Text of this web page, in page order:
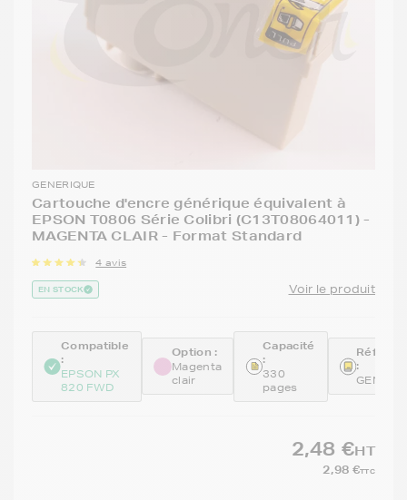
GENERIQUE
Cartouche d'encre générique équivalent à
EPSON T0806 Série Colibri (C13T08064011) -
MAGENTA CLAIR - Format Standard
4 avis
EN STOCK Voir le produit
Compatible
:
EPSON PX
820 FWD
Option :
Magenta
clair
Capacité
:
330
pages
:
2,48 €HT
2,98 €TTC